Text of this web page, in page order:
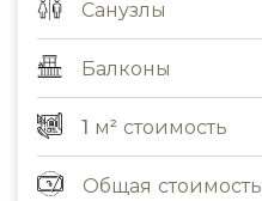
Санузлы
Балконы
1 м² стоимость
Общая стоимость